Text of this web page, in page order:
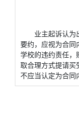
业主起诉认为
要约，应视为合同
学校的违约责任，
取合理方式提请买
不应当认定为合同